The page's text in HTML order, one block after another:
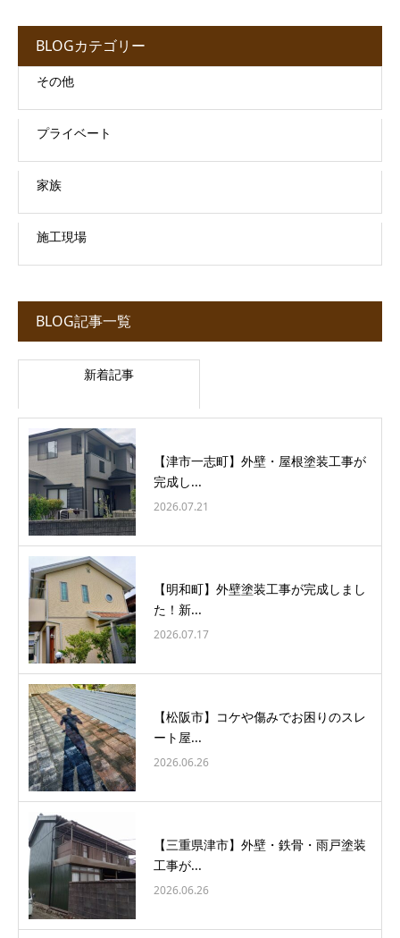
BLOGカテゴリー
その他
プライベート
家族
施工現場
BLOG記事一覧
新着記事
【津市一志町】外壁・屋根塗装工事が
完成し...
2026.07.21
【明和町】外壁塗装工事が完成しまし
た！新...
2026.07.17
【松阪市】コケや傷みでお困りのスレ
ート屋...
2026.06.26
【三重県津市】外壁・鉄骨・雨戸塗装
工事が...
2026.06.26